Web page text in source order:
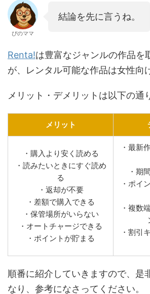
ぴのママ
結論を先に言うね。
Renta!は豊富なジャンルの作品を
が、レンタル可能な作品は女性向
メリット・デメリットは以下の通
メリット
・購入より安く読める
・読みたいときにすぐ読め
る
・返却が不要
・差額で購入できる
・保管場所がいらない
・オートチャージできる
・ポイントが貯まる
・最新
・期
・ポイ
・複数
・割引
順番に紹介していきますので、是
なり、参考になさってください。